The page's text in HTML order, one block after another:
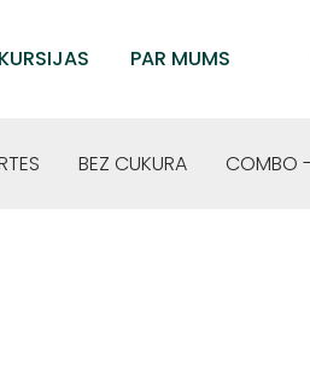
PAR MUMS
BEZ CUKURA COMBO